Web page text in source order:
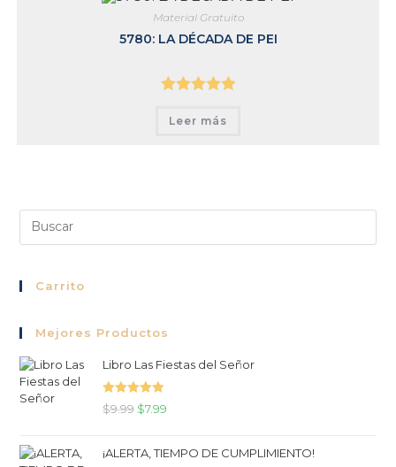
Material Gratuito
5780: LA DÉCADA DE PEI
5.00 de 5
Leer más
Carrito
Mejores Productos
Libro Las Fiestas del Señor
Valorado
$9.99 $7.99
¡ALERTA, TIEMPO DE CUMPLIMIENTO!